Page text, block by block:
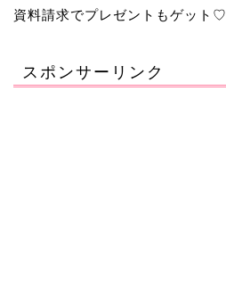
資料請求でプレゼントもゲット♡
スポンサーリンク